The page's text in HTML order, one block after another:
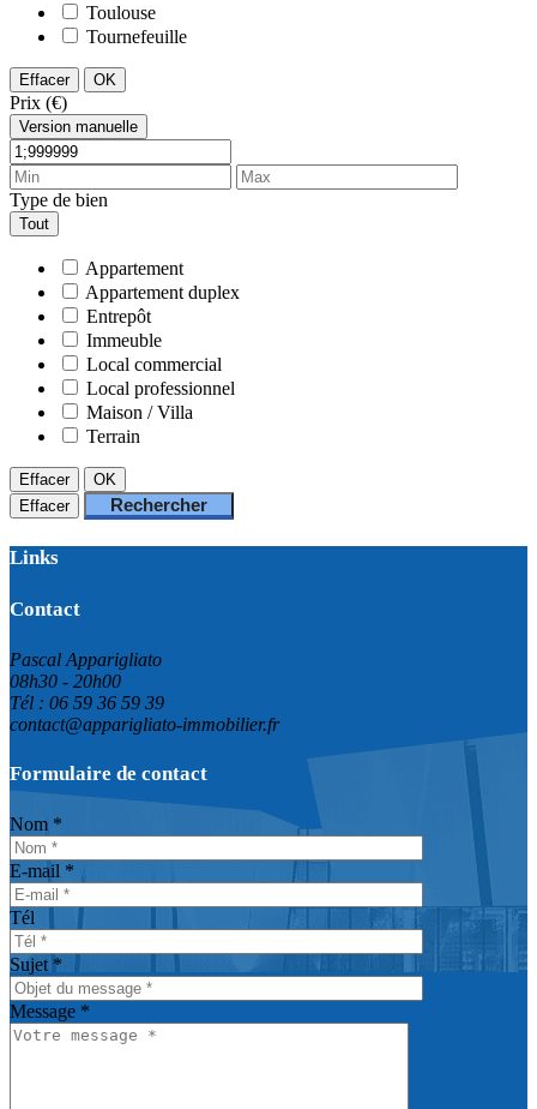
Toulouse
Tournefeuille
Effacer OK
Prix (€)
Version manuelle
Type de bien
Tout
Appartement
Appartement duplex
Entrepôt
Immeuble
Local commercial
Local professionnel
Maison / Villa
Terrain
Effacer
OK
Effacer
Rechercher
Links
Contact
Pascal Apparigliato
08h30 - 20h00
Tél : 06 59 36 59 39
contact@apparigliato-immobilier.fr
Formulaire de contact
Nom *
E-mail *
Tél
Sujet *
Message *